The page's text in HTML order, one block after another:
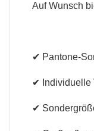
Auf Wunsch
✔ Pantone-
✔ Individuelle
✔